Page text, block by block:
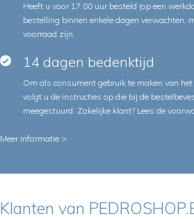
Heeft u voor 17:00 uur besteld (op een
bestelling binnen enkele dagen verwachten,
voorraad zijn.
14 dagen bedenktijd
Om als consument gebruik te maken van
volgt u de instructies op die bij de
meegestuurd. Zakelijke klant? Lees de
Meer informatie >
Klanten van